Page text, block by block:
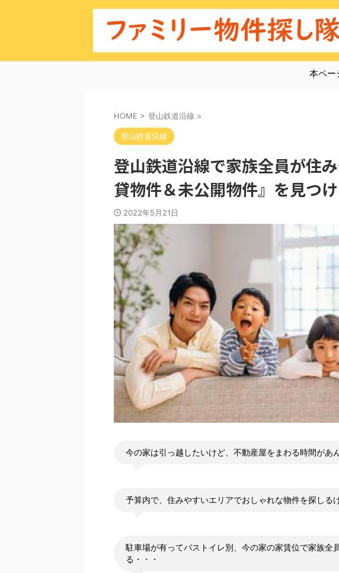
本ペー
HOME > 登山鉄道沿線 >
登山鉄道沿線
登山鉄道沿線で家族全員が住
貸物件＆未公開物件』を見つ
2022年5月21日
今の家は引っ越したいけど、不動産屋をまわる時間があ
予算内で、住みやすいエリアでおしゃれな物件を探しる
駐車場が有ってバストイレ別、今の家の家賃位で家族全
る・・・